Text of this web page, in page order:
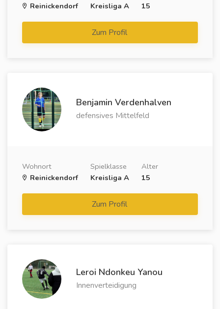
Reinickendorf
Kreisliga A
15
Zum Profil
Benjamin Verdenhalven
defensives Mittelfeld
Wohnort
Reinickendorf
Spielklasse
Kreisliga A
Alter
15
Zum Profil
Leroi Ndonkeu Yanou
Innenverteidigung